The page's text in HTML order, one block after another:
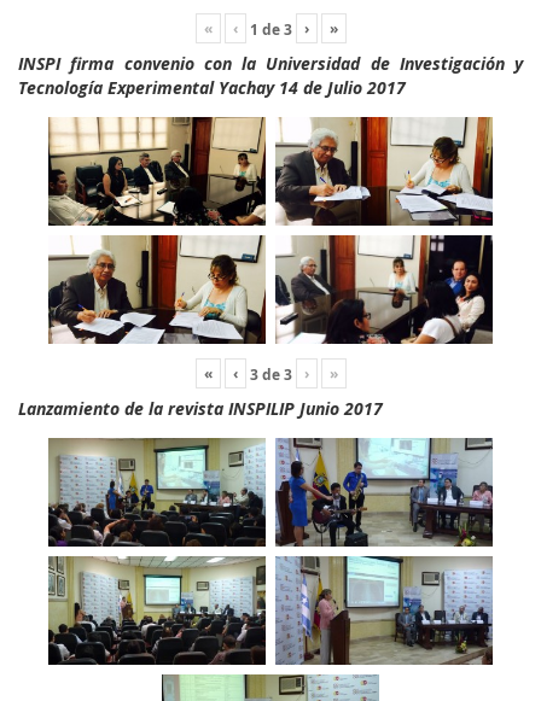
« ‹ 1 de3 › »
INSPI firma convenio con la Universidad de Investigación y
Tecnología Experimental Yachay 14 de Julio 2017
« ‹ 3de3 › »
Lanzamiento de la revista INSPILIP Junio 2017